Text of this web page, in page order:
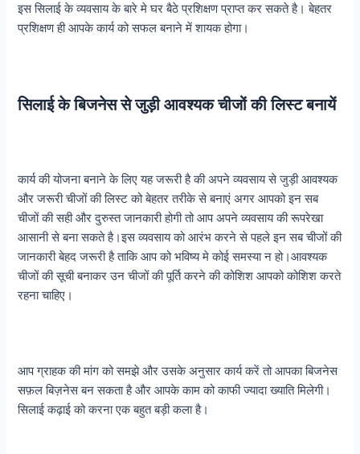
इस सिलाई के व्यवसाय के बारे मे घर बैठे प्रशिक्षण प्राप्त कर सकते है। बेहतर
प्रशिक्षण ही आपके कार्य को सफल बनाने में शायक होगा।
सिलाई के बिजनेस से जुड़ी आवश्यक चीजों की लिस्ट बनायें
कार्य की योजना बनाने के लिए यह जरूरी है की अपने व्यवसाय से जुड़ी आवश्यक
और जरूरी चीजों की लिस्ट को बेहतर तरीके से बनाएं अगर आपको इन सब
चीजों की सही और दुरुस्त जानकारी होगी तो आप अपने व्यवसाय की रूपरेखा
आसानी से बना सकते है।इस व्यवसाय को आरंभ करने से पहले इन सब चीजों की
जानकारी बेहद जरूरी है ताकि आप को भविष्य मे कोई समस्या न हो।आवश्यक
चीजों की सूची बनाकर उन चीजों की पूर्ति करने की कोशिश आपको कोशिश करते
रहना चाहिए।
आप ग्राहक की मांग को समझे और उसके अनुसार कार्य करें तो आपका बिजनेस
सफ़ल बिज़नेस बन सकता है और आपके काम को काफी ज्यादा ख्याति मिलेगी।
सिलाई कढ़ाई को करना एक बहुत बड़ी कला है।